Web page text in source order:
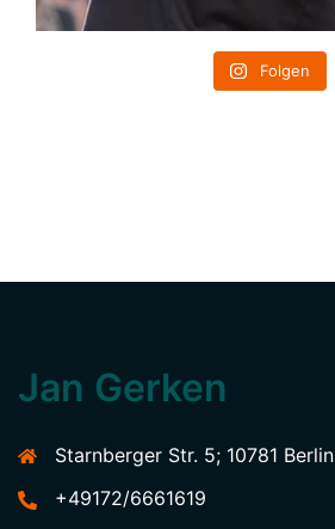
Folgen
Jan Gerken
Starnberger Str. 5; 10781 Berlin
+49172/6661619